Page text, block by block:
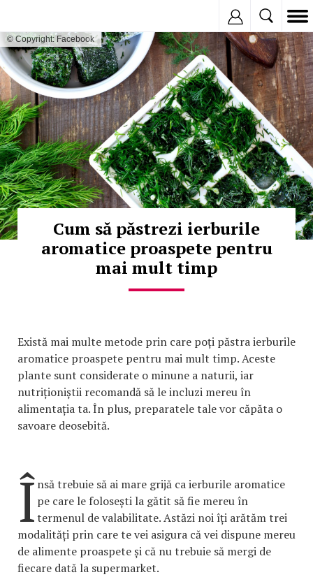
© Copyright: Facebook
Cum să păstrezi ierburile
aromatice proaspete pentru
mai mult timp
Există mai multe metode prin care poți păstra ierburile
aromatice proaspete pentru mai mult timp. Aceste
plante sunt considerate o minune a naturii, iar
nutriționiștii recomandă să le incluzi mereu în
alimentația ta. În plus, preparatele tale vor căpăta o
savoare deosebită.
Însă trebuie să ai mare grijă ca ierburile aromatice
pe care le folosești la gătit să fie mereu în
termenul de valabilitate. Astăzi noi îți arătăm trei
modalități prin care te vei asigura că vei dispune mereu
de alimente proaspete și că nu trebuie să mergi de
fiecare dată la supermarket.